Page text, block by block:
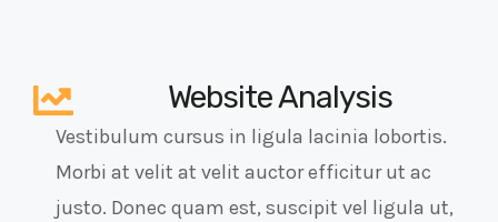
Website Analysis
Vestibulum cursus in ligula lacinia lobortis.
Morbi at velit at velit auctor efficitur ut ac
justo. Donec quam est, suscipit vel ligula ut,